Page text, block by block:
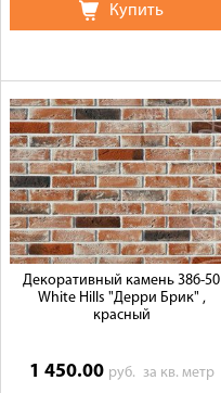
Купить
Декоративный камень 386-50
White Hills "Дерри Брик" ,
красный
1 450.00 руб. за кв. метр